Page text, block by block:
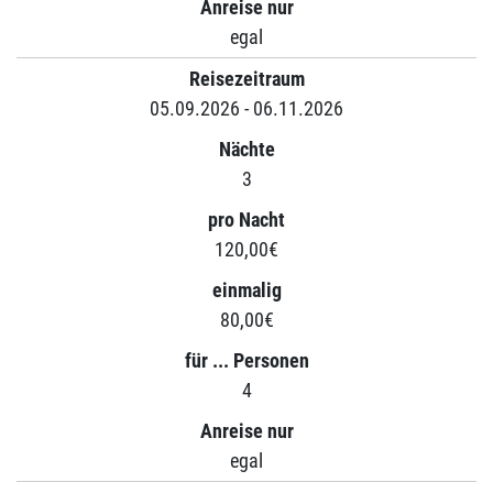
Anreise nur
egal
Reisezeitraum
05.09.2026 - 06.11.2026
Nächte
3
pro Nacht
120,00€
einmalig
80,00€
für ... Personen
4
Anreise nur
egal